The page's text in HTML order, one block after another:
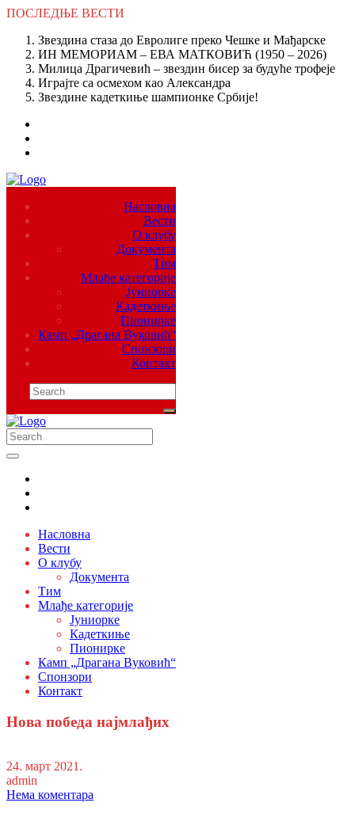
ПОСЛЕДЊЕ ВЕСТИ
Звездина стаза до Евролиге преко Чешке и Мађарске
ИН МЕМОРИАМ – ЕВА МАТКОВИЋ (1950 – 2026)
Милица Драгичевић – звездин бисер за будуће трофеје
Играјте са осмехом као Александра
Звездине кадеткиње шампионке Србије!
Насловна
Вести
О клубу
Документа
Тим
Млађе категорије
Јуниорке
Кадеткиње
Пионирке
Камп „Драгана Вуковић“
Спонзори
Контакт
Насловна
Вести
О клубу
Документа
Тим
Млађе категорије
Јуниорке
Кадеткиње
Пионирке
Камп „Драгана Вуковић“
Спонзори
Контакт
Нова победа најмлађих
24. март 2021.
admin
Нема коментара